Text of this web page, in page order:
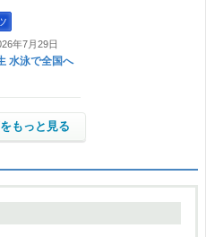
年7月29日
水泳で全国へ
もっと見る